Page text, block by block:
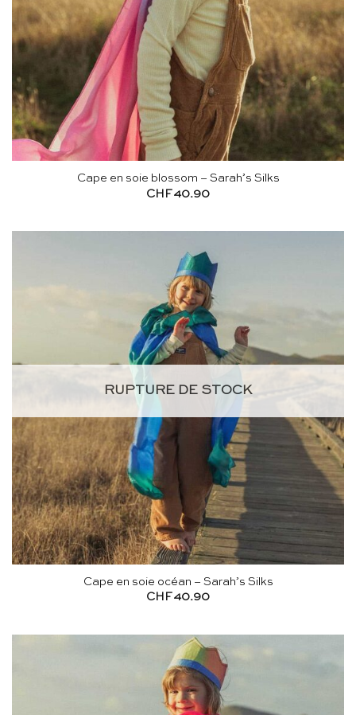
Cape en soie blossom – Sarah’s Silks
CHF40.90
RUPTURE DE STOCK
Cape en soie océan – Sarah’s Silks
CHF 40.90